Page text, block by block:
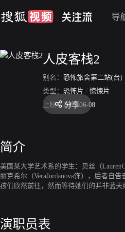
导
人皮客栈2
别名： 恐怖旅舍第二站(台)
类型： 恐怖片 / 惊悚片
上映： 2007-06-08
分享
简介
美国某大学艺术系的学生：贝丝（
丽克希尔（VeraJordanova饰），后者
孩们欣然前往，然而等待她们的并非蓝
演职员表